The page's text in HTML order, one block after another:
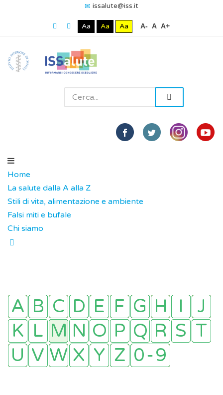
issalute@iss.it
Aa Aa Aa A- A A+
Home
La salute dalla A alla Z
Stili di vita, alimentazione e ambiente
Falsi miti e bufale
Chi siamo